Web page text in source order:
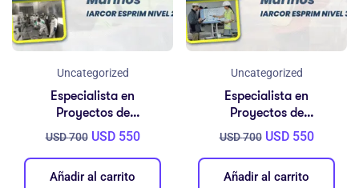
Uncategorized
Especialista en
Proyectos de
Recubrimientos
IARCOR ESPRIM NIVEL
2
USD700 USD 550
Añadir al carrito
Uncategorized
Especialista en
Proyectos de
Recubrimientos
IARCOR ESPRIM NIVEL
3
USD700 USD 550
Añadir al carrito